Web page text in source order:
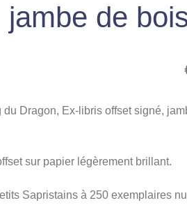
jambe de
du Dragon, Ex-libris offset signé,
sur papier légèrement brillant.
Sapristains à 250 exemplaires